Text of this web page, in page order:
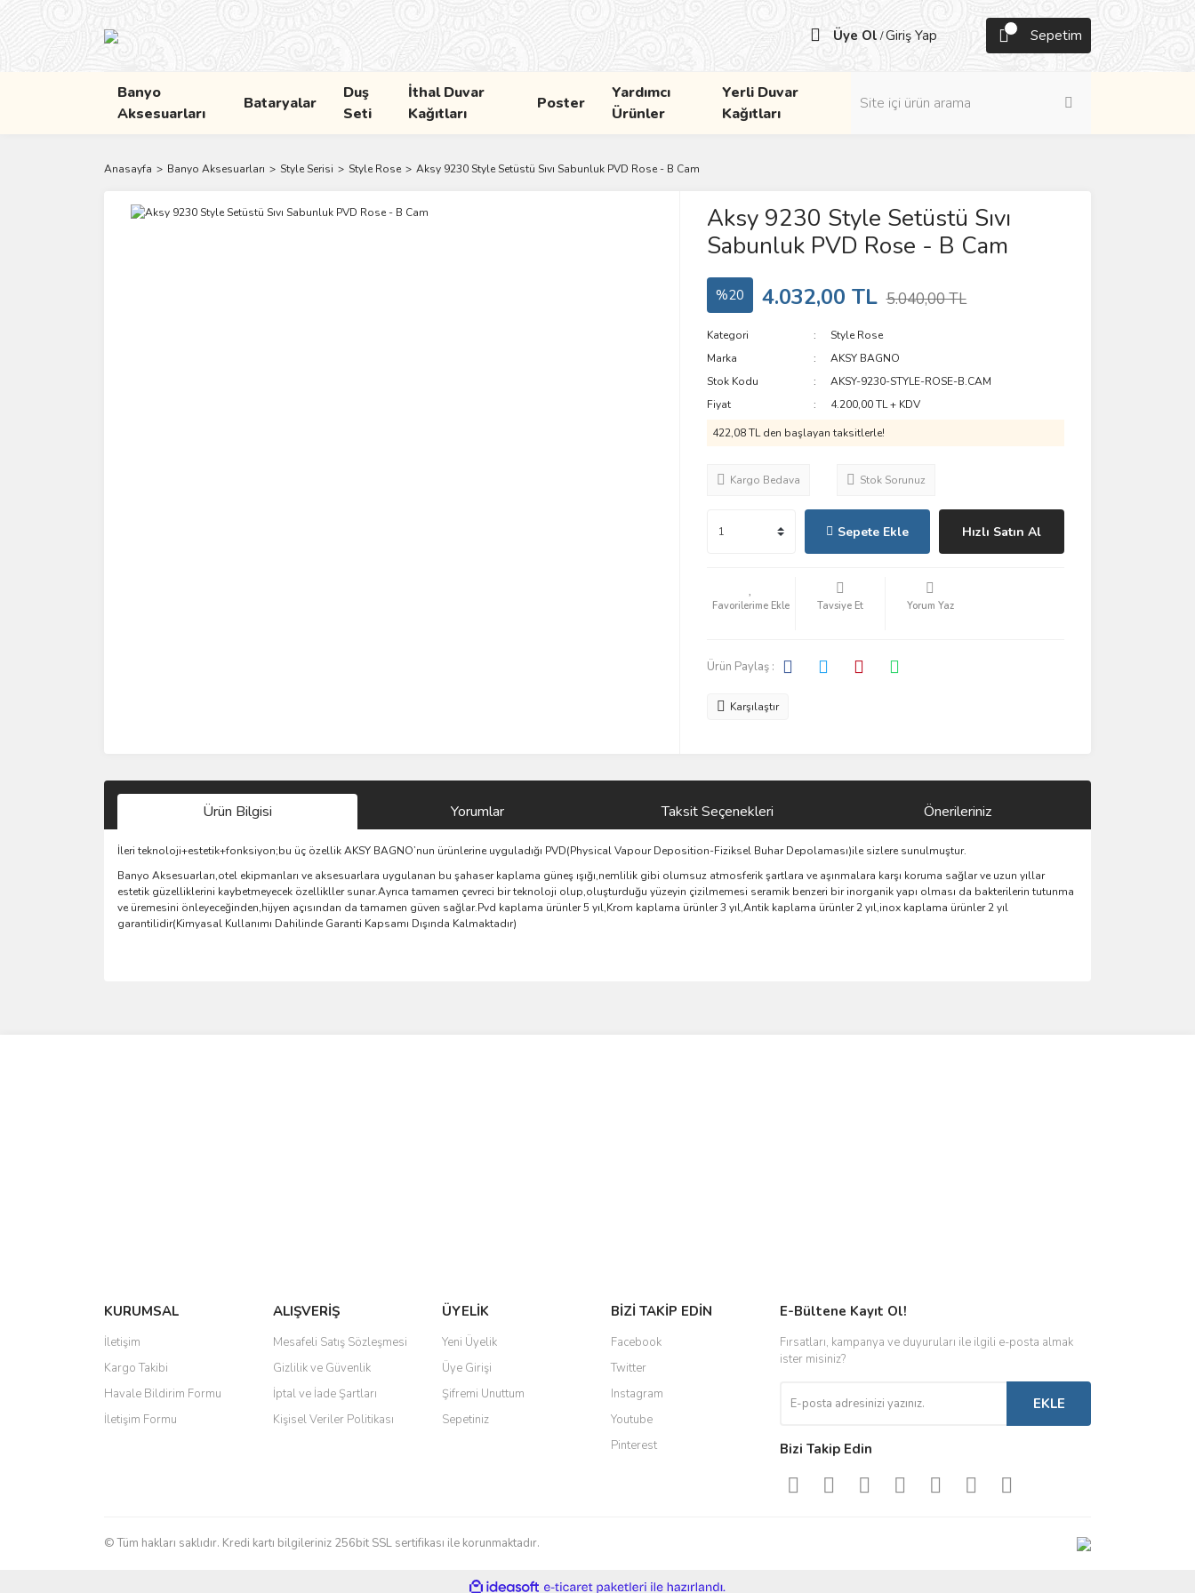
Üye Ol /Giriş Yap Sepetim
Banyo
Aksesuarları
Bataryalar
Duş
Seti
İthal Duvar
Kağıtları
Poster
Yardımcı
Ürünler
Yerli Duvar
Kağıtları
Anasayfa Banyo Aksesuarları Style Serisi Style Rose Aksy 9230 Style Setüstü Sıvı Sabunluk PVD Rose - B Cam
Aksy 9230 Style Setüstü Sıvı
Sabunluk PVD Rose - B Cam
%20 4.032,00 TL 5.040,00 TL
Kategori
Style Rose
Marka
AKSY BAGNO
Stok Kodu
AKSY-9230-STYLE-ROSE-B.CAM
Fiyat
4.200,00 TL + KDV
422,08 TL den başlayan taksitlerle!
Kargo Bedava Stok Sorunuz
Sepete Ekle Hızlı Satın Al
Tavsiye Et Yorum Yaz
Ürün Paylaş :
Karşılaştır
Ürün Bilgisi Yorumlar Taksit Seçenekleri Önerileriniz
İleri teknoloji+estetik+fonksiyon;bu üç özellik AKSY BAGNO’nun ürünlerine uyguladığı PVD(Physical Vapour Deposition-Fiziksel Buhar Depolaması)ile sizlere sunulmuştur.
Banyo Aksesuarları,otel ekipmanları ve aksesuarlara uygulanan bu şahaser kaplama güneş ışığı,nemlilik gibi olumsuz atmosferik şartlara ve aşınmalara karşı koruma sağlar ve uzun yıllar
estetik güzelliklerini kaybetmeyecek özellikller sunar.Ayrıca tamamen çevreci bir teknoloji olup,oluşturduğu yüzeyin çizilmemesi seramik benzeri bir inorganik yapı olması da bakterilerin tutunma
ve üremesini önleyeceğinden,hijyen açısından da tamamen güven sağlar.Pvd kaplama ürünler 5 yıl,Krom kaplama ürünler 3 yıl,Antik kaplama ürünler 2 yıl,inox kaplama ürünler 2 yıl
garantilidir(Kimyasal Kullanımı Dahilinde Garanti Kapsamı Dışında Kalmaktadır)
KURUMSAL
İletişim
Kargo Takibi
Havale Bildirim Formu
İletişim Formu
ALIŞVERİŞ
Mesafeli Satış Sözleşmesi
Gizlilik ve Güvenlik
İptal ve İade Şartları
Kişisel Veriler Politikası
ÜYELİK
Yeni Üyelik
Üye Girişi
Şifremi Unuttum
Sepetiniz
BİZİ TAKİP EDİN
Facebook
Twitter
Instagram
Youtube
Pinterest
E-Bültene Kayıt Ol!
Fırsatları, kampanya ve duyuruları ile ilgili e-posta almak
ister misiniz?
EKLE
Bizi Takip Edin
© Tüm hakları saklıdır. Kredi kartı bilgileriniz 256bit SSL sertifikası ile korunmaktadır.
ideasoft e-